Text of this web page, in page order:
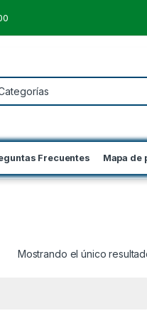
Frecuentes Mapa de
Mostrando el único